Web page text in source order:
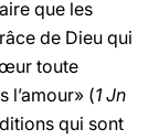
que les
de Dieu qui
toute
l’amour» (1 Jn
qui sont